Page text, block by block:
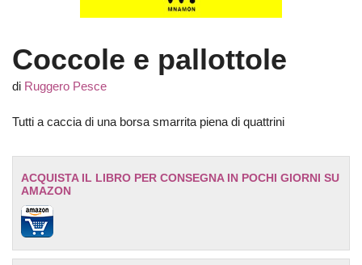
Coccole e pallottole
di Ruggero Pesce
Tutti a caccia di una borsa smarrita piena di quattrini
ACQUISTA IL LIBRO PER CONSEGNA IN POCHI GIORNI SU
AMAZON